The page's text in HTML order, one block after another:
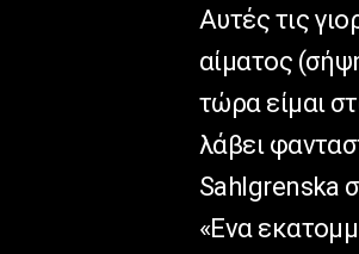
Αυτές τις
αίματος
τώρα είμαι
λάβει
Sahlgrenska
«Ενα